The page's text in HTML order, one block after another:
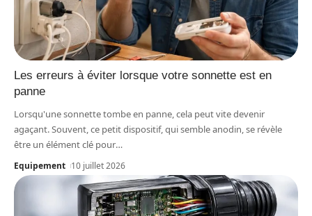
Les erreurs à éviter lorsque votre sonnette est en
panne
Lorsqu'une sonnette tombe en panne, cela peut vite devenir
agaçant. Souvent, ce petit dispositif, qui semble anodin, se révèle
être un élément clé pour…
Equipement 10 juillet 2026